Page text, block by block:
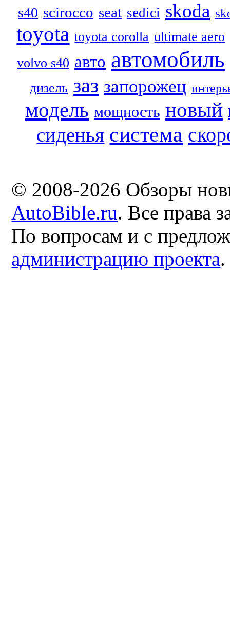
s40 scirocco seat sedici skoda
toyota toyota corolla ultimate aero
volvo s40 авто автомобиль
дизель заз запорожец
модель мощность новый
сиденья система
© 2008-2026 Обзоры
AutoBible.ru. Все права
По вопросам и с
администрацию проекта.